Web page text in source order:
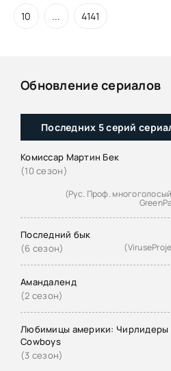
10 ... 4141
Обновление сериалов
Последних 5 серий
Комиссар Мартин Бек
(10 сезон)
(Рус. Проф.
Последний бык
(6 сезон)
Амандаленд
(2 сезон)
Любимицы америки: Чирлидеры
Cowboys
(3 сезон)